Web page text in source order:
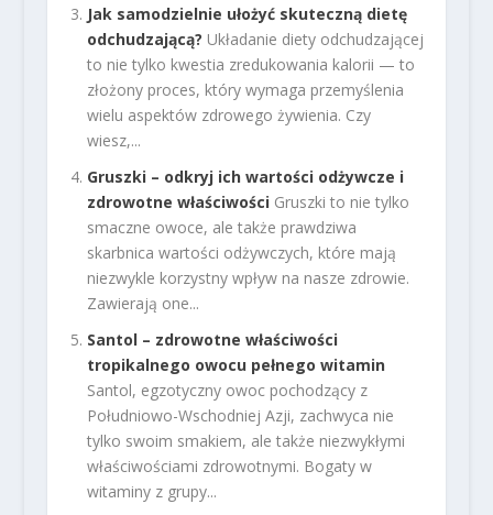
Jak samodzielnie ułożyć skuteczną dietę
odchudzającą? Układanie diety odchudzającej
to nie tylko kwestia zredukowania kalorii — to
złożony proces, który wymaga przemyślenia
wielu aspektów zdrowego żywienia. Czy
wiesz,...
Gruszki – odkryj ich wartości odżywcze i
zdrowotne właściwości Gruszki to nie tylko
smaczne owoce, ale także prawdziwa
skarbnica wartości odżywczych, które mają
niezwykle korzystny wpływ na nasze zdrowie.
Zawierają one...
Santol – zdrowotne właściwości
tropikalnego owocu pełnego witamin
Santol, egzotyczny owoc pochodzący z
Południowo-Wschodniej Azji, zachwyca nie
tylko swoim smakiem, ale także niezwykłymi
właściwościami zdrowotnymi. Bogaty w
witaminy z grupy...